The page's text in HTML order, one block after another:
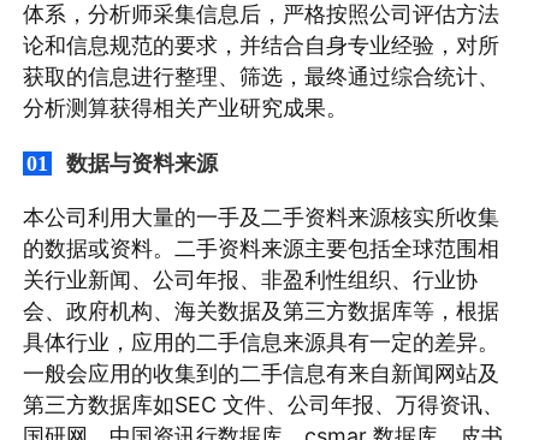
体系，分析师采集信息后，严格按照公司评估方法
论和信息规范的要求，并结合自身专业经验，对所
获取的信息进行整理、筛选，最终通过综合统计、
分析测算获得相关产业研究成果。
01 数据与资料来源
本公司利用大量的一手及二手资料来源核实所收集
的数据或资料。二手资料来源主要包括全球范围相
关行业新闻、公司年报、非盈利性组织、行业协
会、政府机构、海关数据及第三方数据库等，根据
具体行业，应用的二手信息来源具有一定的差异。
一般会应用的收集到的二手信息有来自新闻网站及
第三方数据库如SEC 文件、公司年报、万得资讯、